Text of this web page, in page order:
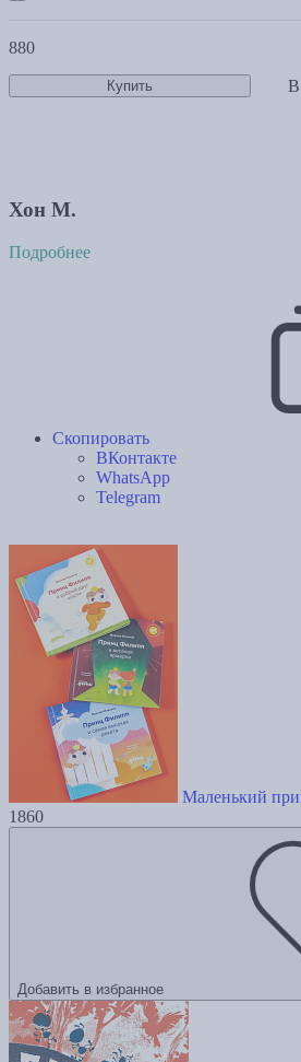
880
Купить В
Хон М.
Подробнее
Скопировать
ВКонтакте
WhatsApp
Telegram
Маленький
1860
Добавить в избранное